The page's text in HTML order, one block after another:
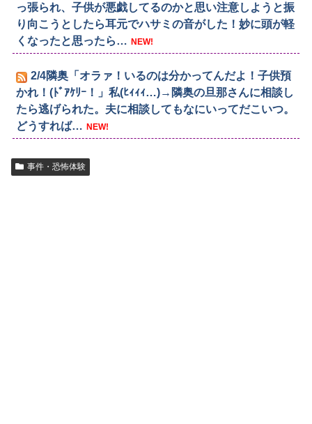
っ張られ、子供が悪戯してるのかと思い注意しようと振
り向こうとしたら耳元でハサミの音がした！妙に頭が軽
くなったと思ったら… NEW!
2/4隣奥「オラァ！いるのは分かってんだよ！子供預
かれ！(ﾄﾞｱｹﾘｰ！」私(ﾋｨｨｨ…)→隣奥の旦那さんに相談し
たら逃げられた。夫に相談してもなにいってだこいつ。
どうすれば… NEW!
事件・恐怖体験